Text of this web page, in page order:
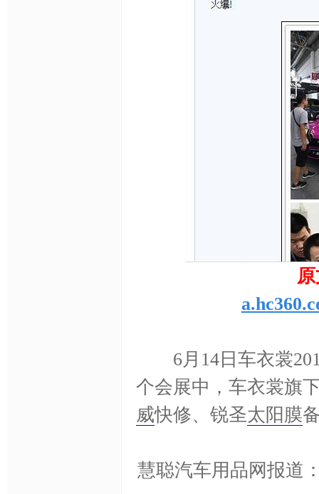
6月14日车衣裳
个会展中，车衣裳旗
威快修、锐圣太阳膜
慧聪汽车用品网报道